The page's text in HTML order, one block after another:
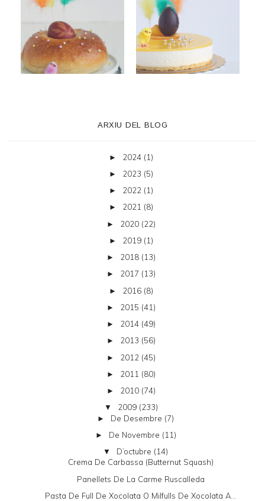
ARXIU DEL BLOG
► 2024 (1)
► 2023 (5)
► 2022 (1)
► 2021 (8)
► 2020 (22)
► 2019 (1)
► 2018 (13)
► 2017 (13)
► 2016 (8)
► 2015 (41)
► 2014 (49)
► 2013 (56)
► 2012 (45)
► 2011 (80)
► 2010 (74)
▼ 2009 (233)
► De Desembre (7)
► De Novembre (11)
▼ D’octubre (14)
Crema De Carbassa (butternut Squash)
Panellets De La Carme Ruscalleda
Pasta De Full De Xocolata O Milfulls De Xocolata A...